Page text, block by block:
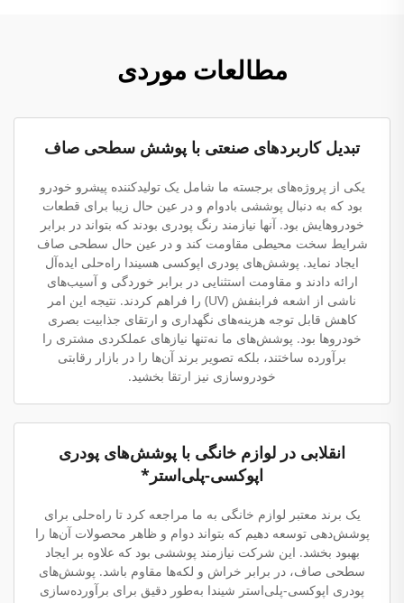
مطالعات موردی
تبدیل کاربردهای صنعتی با پوشش سطحی صاف
یکی از پروژه‌های برجسته ما شامل یک تولیدکننده پیشرو خودرو
بود که به دنبال پوششی بادوام و در عین حال زیبا برای قطعات
خودروهایش بود. آنها نیازمند رنگ پودری بودند که بتواند در برابر
شرایط سخت محیطی مقاومت کند و در عین حال سطحی صاف
ایجاد نماید. پوشش‌های پودری اپوکسی هسیندا راه‌حلی ایده‌آل
ارائه دادند و مقاومت استثنایی در برابر خوردگی و آسیب‌های
ناشی از اشعه فرابنفش (UV) را فراهم کردند. نتیجه این امر
کاهش قابل توجه هزینه‌های نگهداری و ارتقای جذابیت بصری
خودروها بود. پوشش‌های ما نه‌تنها نیازهای عملکردی مشتری را
برآورده ساختند، بلکه تصویر برند آن‌ها را در بازار رقابتی
خودروسازی نیز ارتقا بخشید.
انقلابی در لوازم خانگی با پوشش‌های پودری
اپوکسی-پلی‌استر*
یک برند معتبر لوازم خانگی به ما مراجعه کرد تا راه‌حلی برای
پوشش‌دهی توسعه دهیم که بتواند دوام و ظاهر محصولات آن‌ها را
بهبود بخشد. این شرکت نیازمند پوششی بود که علاوه بر ایجاد
سطحی صاف، در برابر خراش و لکه‌ها مقاوم باشد. پوشش‌های
پودری اپوکسی-پلی‌استر شیندا به‌طور دقیق برای برآورده‌سازی